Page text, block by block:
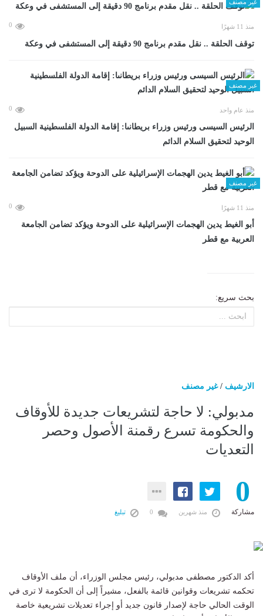
غير مصنف
منذ 11 شهرًا 0
توقف الحلقة .. نقل مقدم برنامج 90 دقيقة إلى المستشفى في وعكة
غير مصنف
منذ عام واحد 0
الرئيس السيسى ورئيس وزراء بريطانىا: إقامة الدولة الفلسطينية السبيل
الوحيد لتحقيق السلام الدائم
غير مصنف
منذ 11 شهرًا 0
أبو الغيط يدين الهجمات الإسرائيلية على الدوحة ويؤكد تضامن الجامعة
العربية مع قطر
بحث سريع:
الارشيف /غير مصنف
مدبولي: لا حاجة لتشريعات جديدة للأوقاف
والحكومة تسرع رقمنة الأصول وحصر
التعديات
0
مشاركة منذ شهرين تبليغ
أكد الدكتور مصطفى مدبولي، رئيس مجلس الوزراء، أن ملف الأوقاف
تحكمه تشريعات وقوانين قائمة بالفعل، مشيراً إلى أن الحكومة لا ترى في
الوقت الحالي حاجة لإصدار قانون جديد أو إجراء تعديلات تشريعية خاصة